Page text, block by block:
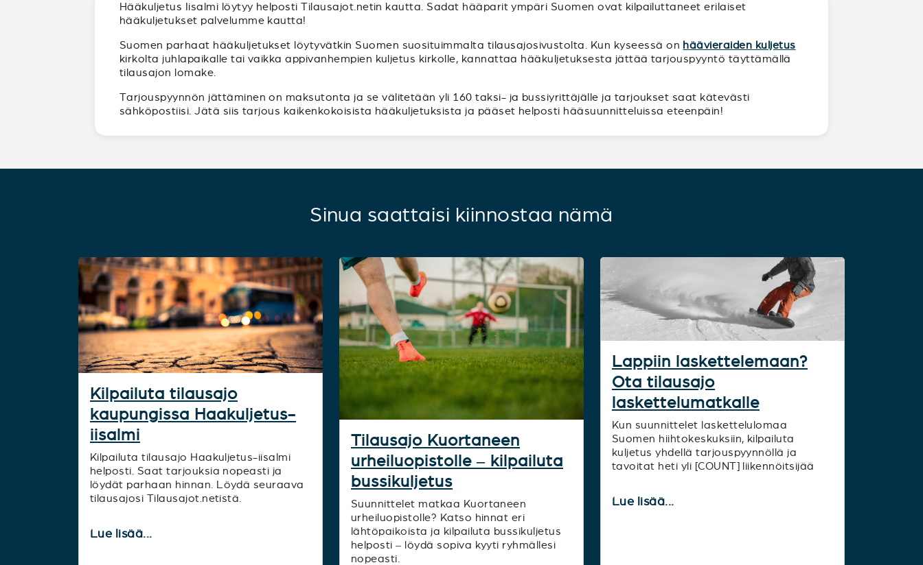
Hääkuljetus Iisalmi löytyy helposti Tilausajot.netin kautta. Sadat hääparit ympäri Suomen ovat kilpailuttaneet erilaiset
hääkuljetukset palvelumme kautta!
Suomen parhaat hääkuljetukset löytyvätkin Suomen suosituimmalta tilausajosivustolta. Kun kyseessä on häävieraiden kuljetus
kirkolta juhlapaikalle tai vaikka appivanhempien kuljetus kirkolle, kannattaa hääkuljetuksesta jättää tarjouspyyntö täyttämällä
tilausajon lomake.
Tarjouspyynnön jättäminen on maksutonta ja se välitetään yli 160 taksi- ja bussiyrittäjälle ja tarjoukset saat kätevästi
sähköpostiisi. Jätä siis tarjous kaikenkokoisista hääkuljetuksista ja pääset helposti hääsuunnitteluissa eteenpäin!
Sinua saattaisi kiinnostaa nämä
Kilpailuta tilausajo
kaupungissa Haakuljetus-
iisalmi
Kilpailuta tilausajo Haakuljetus-iisalmi
helposti. Saat tarjouksia nopeasti ja
löydät parhaan hinnan. Löydä seuraava
tilausajosi Tilausajot.netistä.
Lue lisää...
Tilausajo Kuortaneen
urheiluopistolle – kilpailuta
bussikuljetus
Suunnittelet matkaa Kuortaneen
urheiluopistolle? Katso hinnat eri
lähtöpaikoista ja kilpailuta bussikuljetus
helposti – löydä sopiva kyyti ryhmällesi
nopeasti.
Lappiin laskettelemaan?
Ota tilausajo
laskettelumatkalle
Kun suunnittelet laskettelulomaa
Suomen hiihtokeskuksiin, kilpailuta
kuljetus yhdellä tarjouspyynnöllä ja
tavoitat heti yli [COUNT] liikennöitsijää
Lue lisää...